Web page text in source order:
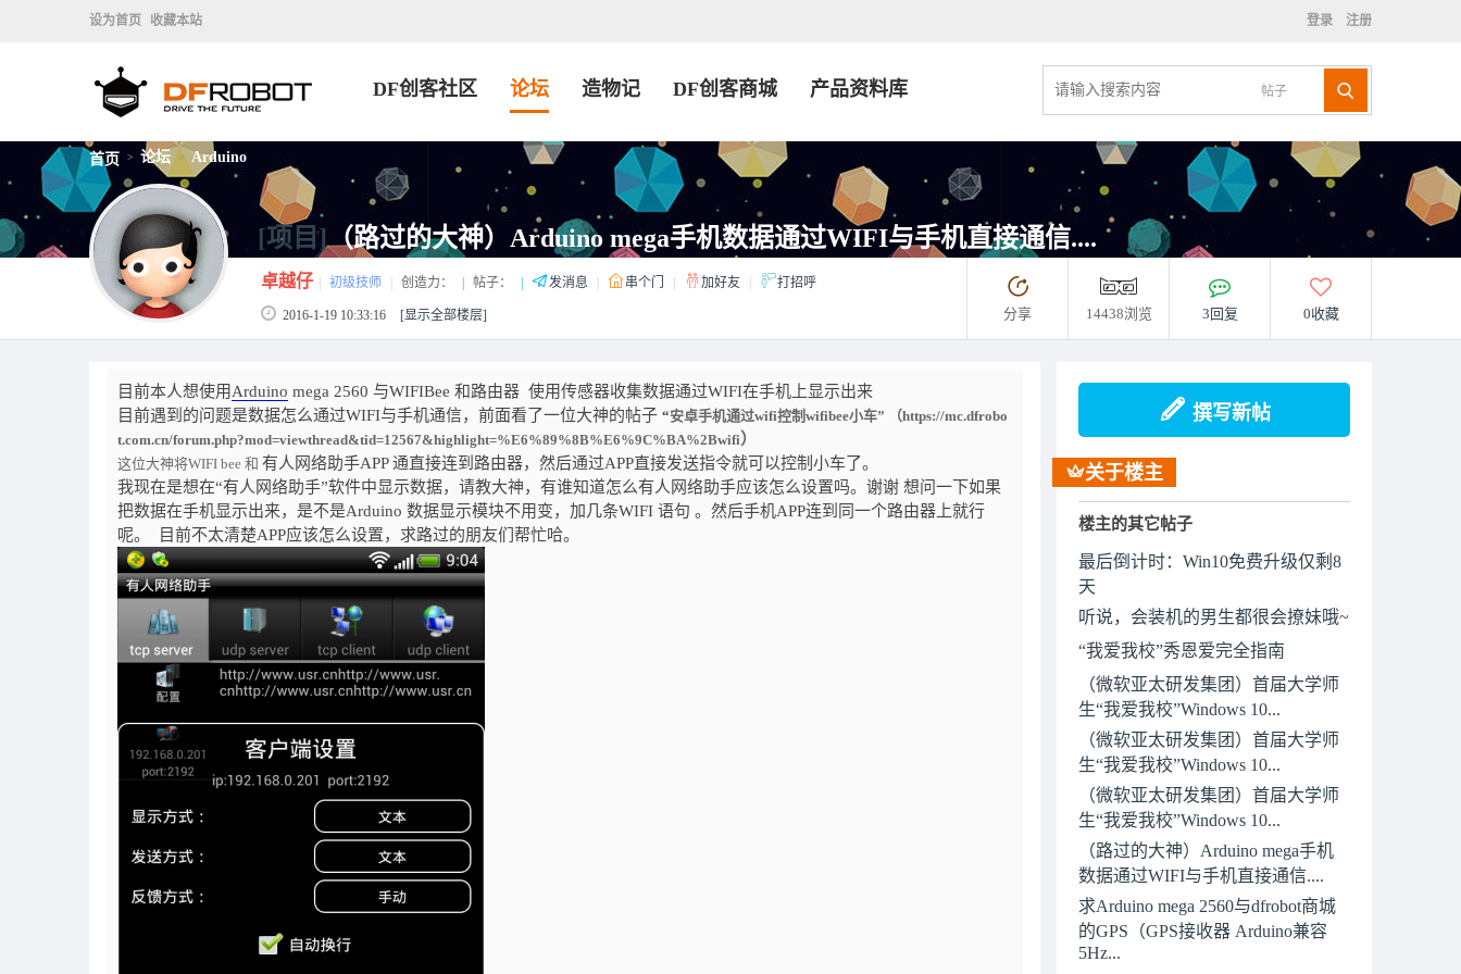
设为首页 收藏本站 登录 注册
帖子
DF创客社区 论坛 造物记 DF创客商城 产品资料库
首页 > 论坛 > Arduino
[项目]（路过的大神）Arduino mega手机数据通过WIFI与手机直接通信....
卓越仔 初级技师 创造力： 帖子： 发消息 串个门 加好友 打招呼
2016-1-19 10:33:16 [显示全部楼层] 分享 14438浏览 3回复 0收藏
目前本人想使用Arduino mega 2560 与WIFIBee 和路由器 使用传感器收集数据通过WIFI在手机上显示出来
目前遇到的问题是数据怎么通过WIFI与手机通信，前面看了一位大神的帖子 “安卓手机通过wifi控制wifibee小车” （https://mc.dfrobo
t.com.cn/forum.php?mod=viewthread&tid=12567&highlight=%E6%89%8B%E6%9C%BA%2Bwifi）
这位大神将WIFI bee 和 有人网络助手APP 通直接连到路由器，然后通过APP直接发送指令就可以控制小车了。
我现在是想在“有人网络助手”软件中显示数据，请教大神，有谁知道怎么有人网络助手应该怎么设置吗。谢谢 想问一下如果
把数据在手机显示出来，是不是Arduino 数据显示模块不用变，加几条WIFI 语句 。然后手机APP连到同一个路由器上就行
呢。 目前不太清楚APP应该怎么设置，求路过的朋友们帮忙哈。
撰写新帖
关于楼主
楼主的其它帖子
最后倒计时：Win10免费升级仅剩8
天
听说，会装机的男生都很会撩妹哦~
“我爱我校”秀恩爱完全指南
（微软亚太研发集团）首届大学师
生“我爱我校”Windows 10...
（微软亚太研发集团）首届大学师
生“我爱我校”Windows 10...
（微软亚太研发集团）首届大学师
生“我爱我校”Windows 10...
（路过的大神）Arduino mega手机
数据通过WIFI与手机直接通信....
求Arduino mega 2560与dfrobot商城
的GPS（GPS接收器 Arduino兼容
5Hz...